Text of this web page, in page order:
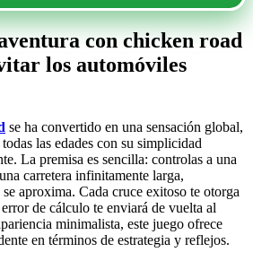
con chicken road
los automóviles
se ha convertido en una sensación global,
las edades con su simplicidad
La premisa es sencilla: controlas a una
carretera infinitamente larga,
aproxima. Cada cruce exitoso te otorga
de cálculo te enviará de vuelta al
minimalista, este juego ofrece
en términos de estrategia y reflejos.